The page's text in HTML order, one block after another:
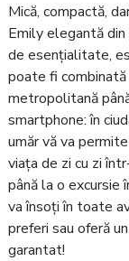
Mică, compactă,
Emily elegantă
de esențialitate,
poate fi combinată
metropolitană
smartphone: în
umăr vă va
viața de zi cu zi
până la o excursie
va însoți în toate
preferi sau oferă
garantat!